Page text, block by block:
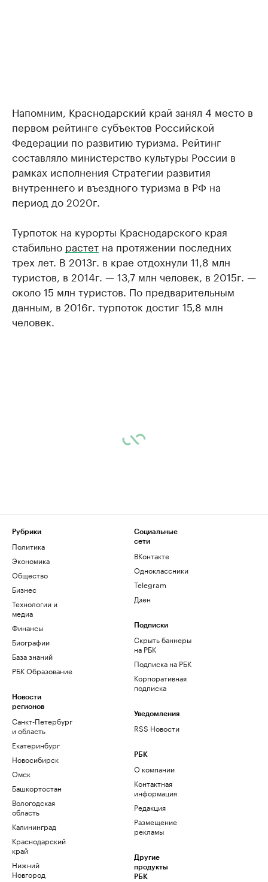
Напомним, Краснодарский край занял 4 место в
первом рейтинге субъектов Российской
Федерации по развитию туризма. Рейтинг
составляло министерство культуры России в
рамках исполнения Стратегии развития
внутреннего и въездного туризма в РФ на
период до 2020г.
​Турпоток на курорты Краснодарского края
стабильно растет на протяжении последних
трех лет. В 2013г. в крае отдохнули 11,8 млн
туристов, в 2014г. — 13,7 млн человек, в 2015г. —
около 15 млн туристов. По предварительным
данным, в 2016г. турпоток достиг 15,8 млн
человек.
Рубрики
Политика
Экономика
Общество
Бизнес
Технологии и
медиа
Финансы
Биографии
База знаний
РБК Образование
Новости
регионов
Санкт-Петербург
и область
Екатеринбург
Новосибирск
Омск
Башкортостан
Вологодская
область
Калининград
Краснодарский
край
Нижний
Новгород
Социальные
сети
ВКонтакте
Одноклассники
Telegram
Дзен
Подписки
Скрыть баннеры
на РБК
Подписка на РБК
Корпоративная
подписка
Уведомления
RSS Новости
РБК
О компании
Контактная
информация
Редакция
Размещение
рекламы
Другие
продукты
РБК